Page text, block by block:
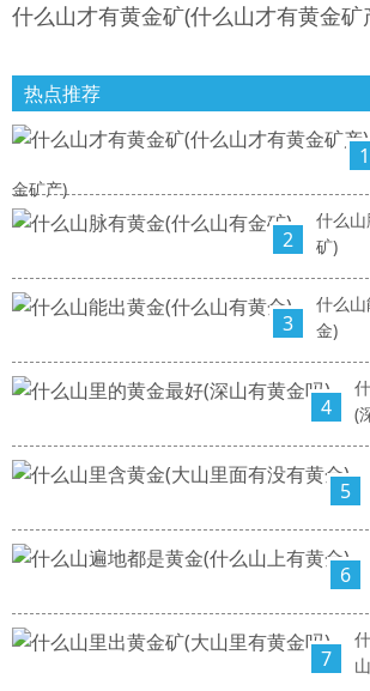
什么山才有黄金矿(什么山才有黄金矿
热点推荐
1
金矿产)
2
什么
矿)
3
什么
金)
4
(
5
6
7